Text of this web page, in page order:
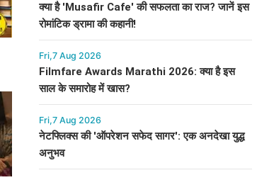
क्या है 'Musafir Cafe' की सफलता का राज? जानें इस
रोमांटिक ड्रामा की कहानी!
Fri,7 Aug 2026
Filmfare Awards Marathi 2026: क्या है इस
साल के समारोह में खास?
Fri,7 Aug 2026
नेटफ्लिक्स की 'ऑपरेशन सफेद सागर': एक अनदेखा युद्ध
अनुभव